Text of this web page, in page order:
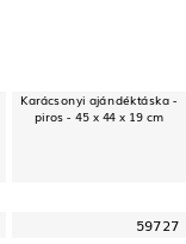
Karácsonyi ajándéktáska -
piros - 45 x 44 x 19 cm
59727